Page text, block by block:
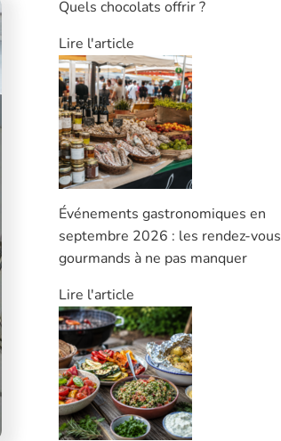
Quels chocolats offrir ?
Lire l'article
Événements gastronomiques en
septembre 2026 : les rendez-vous
gourmands à ne pas manquer
Lire l'article